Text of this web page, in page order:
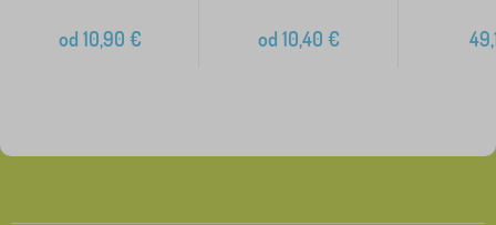
od 10,90 € od 10,40 €